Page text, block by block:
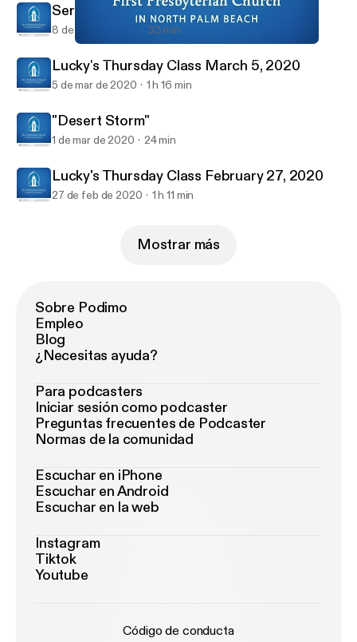
First Presbyterian Church in North Palm Beach Sermons
Sermon March 8, 2020
8 de mar de 2020 33 min
Lucky's Thursday Class March 5, 2020
5 de mar de 2020 1 h 16 min
"Desert Storm"
1 de mar de 2020 24 min
Lucky's Thursday Class February 27, 2020
27 de feb de 2020 1 h 11 min
Mostrar más
Sobre Podimo
Empleo
Blog
¿Necesitas ayuda?
Para podcasters
Iniciar sesión como podcaster
Preguntas frecuentes de Podcaster
Normas de la comunidad
Escuchar en iPhone
Escuchar en Android
Escuchar en la web
Instagram
Tiktok
Youtube
Código de conducta